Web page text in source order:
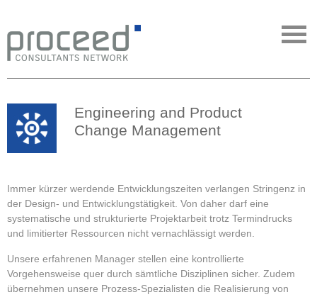
Engineering and Product
Change Management
Immer kürzer werdende Entwicklungszeiten verlangen Stringenz in
der Design- und Entwicklungstätigkeit. Von daher darf eine
systematische und strukturierte Projektarbeit trotz Termindrucks
und limitierter Ressourcen nicht vernachlässigt werden.
Unsere erfahrenen Manager stellen eine kontrollierte
Vorgehensweise quer durch sämtliche Disziplinen sicher. Zudem
übernehmen unsere Prozess-Spezialisten die Realisierung von